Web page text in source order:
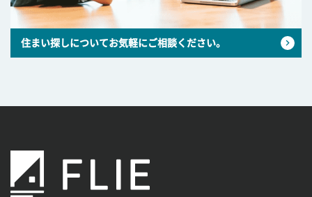
住まい探しについてお気軽にご相談ください。